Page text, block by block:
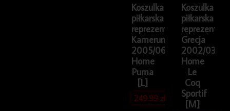
Koszulka
piłkarska
reprezentacji
Kamerun
2005/06
Home
Puma
[L]
249.99zł
Koszulka
piłkarska
reprezentacji
Grecja
2002/03
Home
Le
Coq
Sportif
[M]